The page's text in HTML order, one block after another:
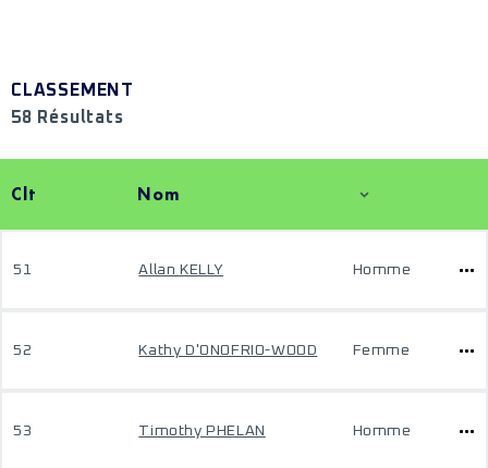
CLASSEMENT
58 Résultats
Clt Nom
51 Allan KELLY Homme
52 Kathy D'ONOFRIO-WOOD Femme
53 Timothy PHELAN Homme